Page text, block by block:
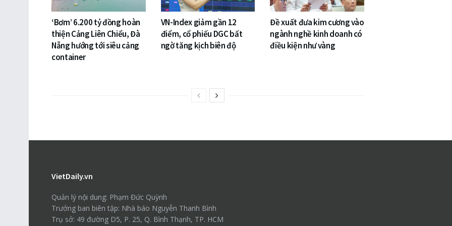
‘Bơm’ 6.200 tỷ đồng hoàn
thiện Cảng Liên Chiểu, Đà
Nẵng hướng tới siêu cảng
container
VN-Index giảm gần 12
điểm, cổ phiếu DGC bất
ngờ tăng kịch biên độ
Đề xuất đưa kim cương vào
ngành nghề kinh doanh có
điều kiện như vàng
VietDaily.vn
Quản lý nội dung: Phạm Đức Quỳnh
Trưởng ban biên tập: Nhà báo Nguyễn Thanh Bình
Trụ sở: 49 đường D5, P. 25, Q. Bình Thạnh, TP. HCM